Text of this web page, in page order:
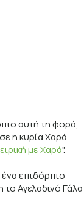
αυτή τη φορά,
η κυρία Χαρά
με Χαρά".
ένα επιδόρπιο
Αγελαδινό Γάλα